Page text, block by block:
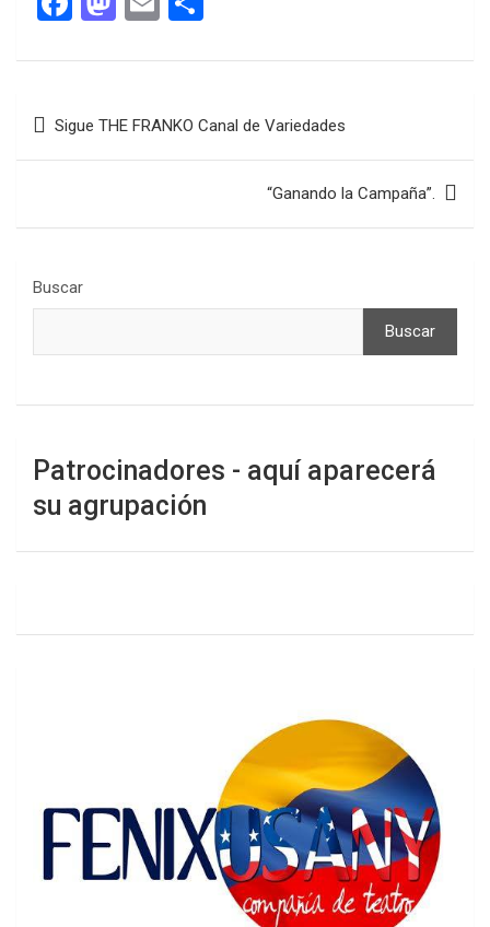
ce
o
st
o
d
ail m
p
ar
Sigue THE FRANKO Canal de Variedades
“Ganando la Campaña”.
Buscar
Buscar
Patrocinadores - aquí aparecerá
su agrupación